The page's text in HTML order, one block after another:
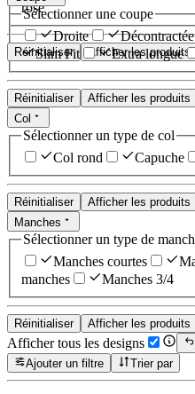
rose
Réinitialiser Afficher les produits
Sélectionner une coupe
Droite
Décontractée
Slim Fit
Extra longue
Réinitialiser
Afficher les produits
Col
Sélectionner un type de col
Col rond
Capuche
Réinitialiser
Afficher les produits
Manches
Sélectionner un type de
Manches courtes
manches
Manches 3/4
Réinitialiser Afficher les produits
Afficher tous les designs
Ajouter un filtre
Trier par